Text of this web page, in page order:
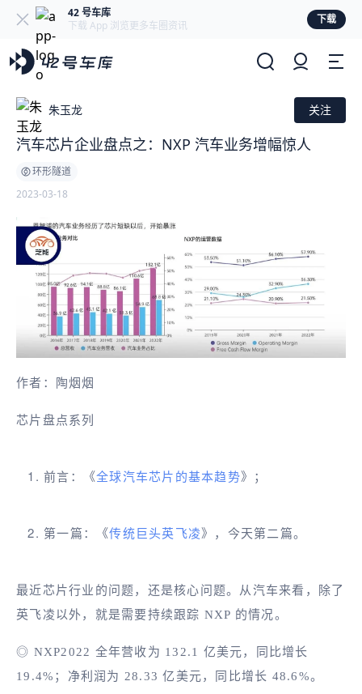
42 号车库
下载 App 浏览更多车圈资讯
下载
朱玉龙 关注
汽车芯片企业盘点之：NXP 汽车业务增幅惊人
环形隧道
2023-03-18
作者：陶烟烟
芯片盘点系列
前言：《全球汽车芯片的基本趋势》；
第一篇：《传统巨头英飞凌》，今天第二篇。
最近芯片行业的问题，还是核心问题。从汽车来看，除了
英飞凌以外，就是需要持续跟踪 NXP 的情况。
◎ NXP2022 全年营收为 132.1 亿美元，同比增长
19.4%；净利润为 28.33 亿美元，同比增长 48.6%。